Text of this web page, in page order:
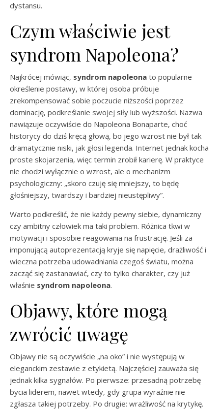
dystansu.
Czym właściwie jest
syndrom Napoleona?
Najkrócej mówiąc, syndrom napoleona to popularne
określenie postawy, w której osoba próbuje
zrekompensować sobie poczucie niższości poprzez
dominację, podkreślanie swojej siły lub wyższości. Nazwa
nawiązuje oczywiście do Napoleona Bonaparte, choć
historycy do dziś kręcą głową, bo jego wzrost nie był tak
dramatycznie niski, jak głosi legenda. Internet jednak kocha
proste skojarzenia, więc termin zrobił karierę. W praktyce
nie chodzi wyłącznie o wzrost, ale o mechanizm
psychologiczny: „skoro czuję się mniejszy, to będę
głośniejszy, twardszy i bardziej nieustępliwy”.
Warto podkreślić, że nie każdy pewny siebie, dynamiczny
czy ambitny człowiek ma taki problem. Różnica tkwi w
motywacji i sposobie reagowania na frustrację. Jeśli za
imponującą autoprezentacją kryje się napięcie, drażliwość i
wieczna potrzeba udowadniania czegoś światu, można
zacząć się zastanawiać, czy to tylko charakter, czy już
właśnie syndrom napoleona.
Objawy, które mogą
zwrócić uwagę
Objawy nie są oczywiście „na oko” i nie występują w
eleganckim zestawie z etykietą. Najczęściej zauważa się
jednak kilka sygnałów. Po pierwsze: przesadną potrzebę
bycia liderem, nawet wtedy, gdy grupa wyraźnie nie
zgłasza takiej potrzeby. Po drugie: wrażliwość na krytykę.